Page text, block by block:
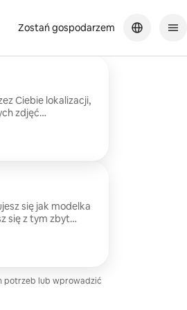
Zostań gospodarzem
Ciebie lokalizacji,
zdjęć
się jak modelka
się z tym zbyt
którym zdjęcia
się w kilku
50 edytowanych
potrzeb lub wprowadzić